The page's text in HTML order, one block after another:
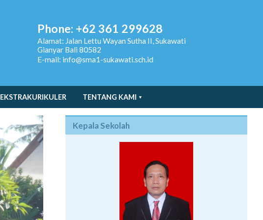
Phone: +62 361 299628
Alamat: Jalan Lettu Wayan Sutha II, Sukawati
Gianyar Bali 80582
E-mail: info@sma1-sukawati.sch.id
EKSTRAKURIKULER TENTANG KAMI
Kepala Sekolah